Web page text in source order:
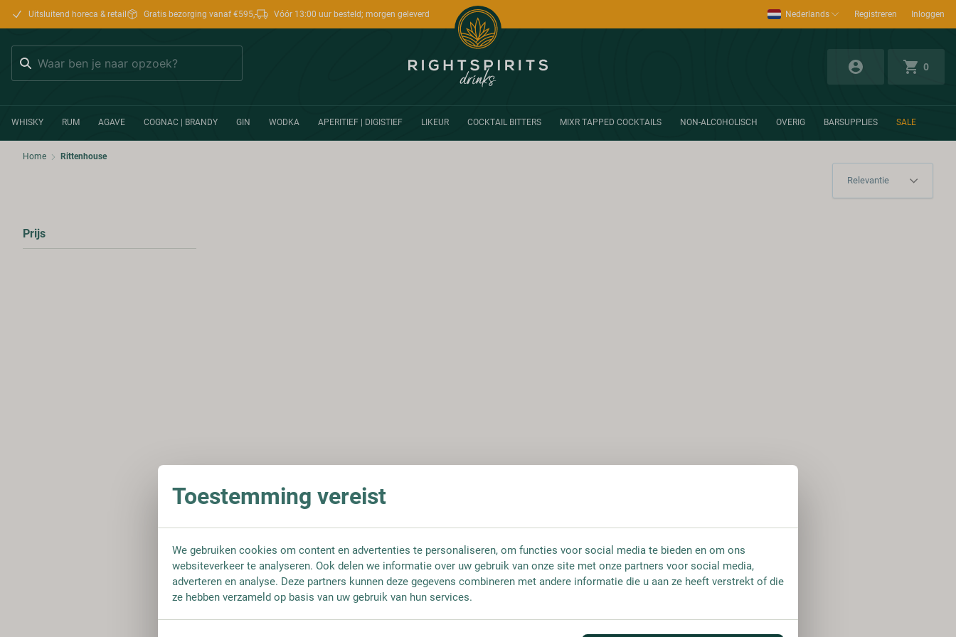
Uitsluitend horeca & retail Gratis bezorging vanaf €595,- Vóór 13:00 uur besteld; morgen geleverd Nederlands Registreren Inloggen
0
WHISKY RUM AGAVE COGNAC | BRANDY GIN WODKA APERITIEF | DIGISTIEF LIKEUR COCKTAIL BITTERS MIXR TAPPED COCKTAILS NON-ALCOHOLISCH OVERIG BARSUPPLIES SALE
Home Rittenhouse
Prijs
Toestemming vereist
We gebruiken cookies om content en advertenties te personaliseren, om functies voor social media te bieden en om ons
websiteverkeer te analyseren. Ook delen we informatie over uw gebruik van onze site met onze partners voor social media,
adverteren en analyse. Deze partners kunnen deze gegevens combineren met andere informatie die u aan ze heeft verstrekt of die
ze hebben verzameld op basis van uw gebruik van hun services.